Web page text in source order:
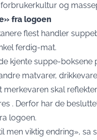
og
fra logoen
flest handler
ferdig-mat.
kjente suppe-boksene
matvarer,
merkevaren skal
. Derfor har de
logoen.
men viktig endring», sa